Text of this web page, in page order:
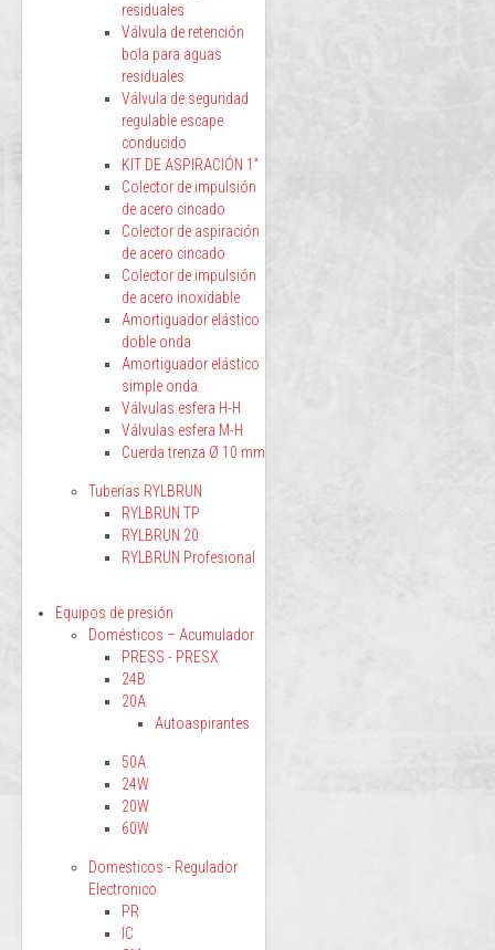
residuales
Válvula de retención
bola para aguas
residuales
Válvula de seguridad
regulable escape
conducido
KIT DE ASPIRACIÓN 1”
Colector de impulsión
de acero cincado
Colector de aspiración
de acero cincado
Colector de impulsión
de acero inoxidable
Amortiguador elástico
doble onda
Amortiguador elástico
simple onda
Válvulas esfera H-H
Válvulas esfera M-H
Cuerda trenza Ø 10 mm
Tuberías RYLBRUN
RYLBRUN TP
RYLBRUN 20
RYLBRUN Profesional
Equipos de presión
Domésticos – Acumulador
PRESS - PRESX
24B
20A
Autoaspirantes
50A
24W
20W
60W
Domesticos - Regulador
Electronico
PR
IC